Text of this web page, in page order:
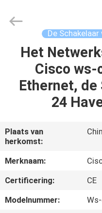
HUIS
PRODUCTEN
OVER
ONS
Ltd..
De
Het
Cisco
Ethernet, de
24
Plaats van
herkomst:
Merknaam:
Certificering:
CE
Modelnummer: